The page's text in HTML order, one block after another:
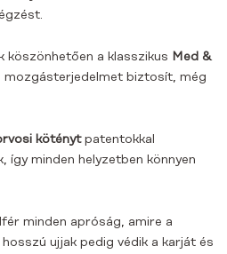
köszönhetően a klasszikus Med &
biztosít, még
köténytpatentokkal
így minden helyzetben könnyen
minden apróság, amire a
ujjak pedig védik a karját és